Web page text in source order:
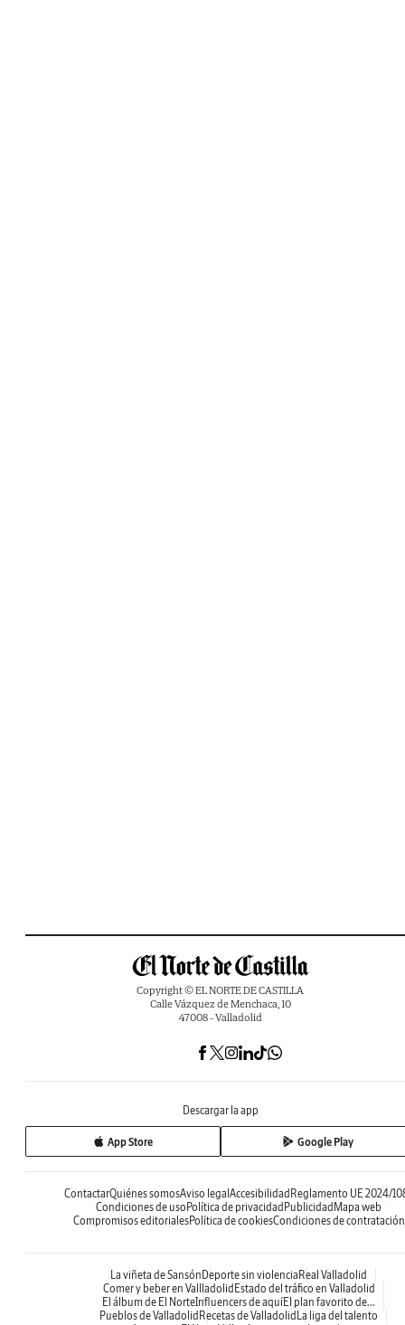
Copyright © EL NORTE DE CASTILLA
Calle Vázquez de Menchaca, 10
47008 - Valladolid
Descargar la app
App Store Google Play
ContactarQuiénes somosAviso legal Accesibilidad Reglamento UE 2024/
Condiciones de uso Política de privacidad Publicidad Mapa web
Compromisos editorialesPolítica de cookiesCondiciones de contratación
La viñeta de Sansón Deporte sin violencia Real Valladolid
Comer y beber en Vallladolid Estado del tráfico en Valladolid
El álbum de El NorteInfluencers de aquíEl plan favorito de...
Pueblos de Valladolid Recetas de Valladolid La liga del talento